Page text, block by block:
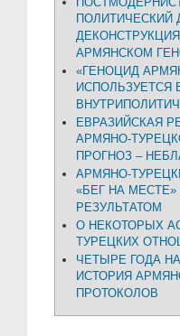
ПОЛИТИЧЕСКИЙ
АРМЯНСКОМ
«ГЕНОЦИД
ИСПОЛЬЗУЕТСЯ
ЕВРАЗИЙСКАЯ
АРМЯНО-
ПРОГНОЗ –
АРМЯНО-
«БЕГ НА
РЕЗУЛЬТАТОМ
О НЕКОТОРЫХ
ТУРЕЦКИХ
ЧЕТЫРЕ ГОДА
ИСТОРИЯ
ПРОТОКОЛОВ